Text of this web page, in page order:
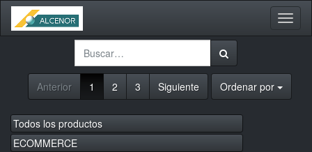
Anterior 1 2 3 Siguiente Ordenar por
Todos los productos
ECOMMERCE